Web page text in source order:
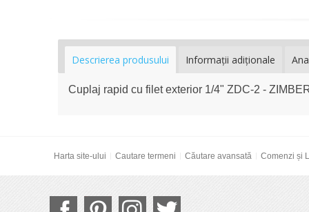
Descrierea produsului Informaţii adiţionale
Cuplaj rapid cu filet exterior 1/4" ZDC-2 -
Harta site-ului Cautare termeni Căutare avansată Comenzi și